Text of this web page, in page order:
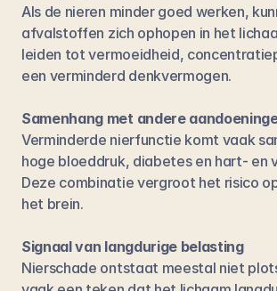
Als de nieren minder goed werken,
afvalstoffen zich ophopen in het
leiden tot vermoeidheid,
een verminderd denkvermogen.
Samenhang met andere
Verminderde nierfunctie komt vaak
hoge bloeddruk, diabetes en hart- en
Deze combinatie vergroot het risico
het brein.
Signaal van langdurige belasting
Nierschade ontstaat meestal niet